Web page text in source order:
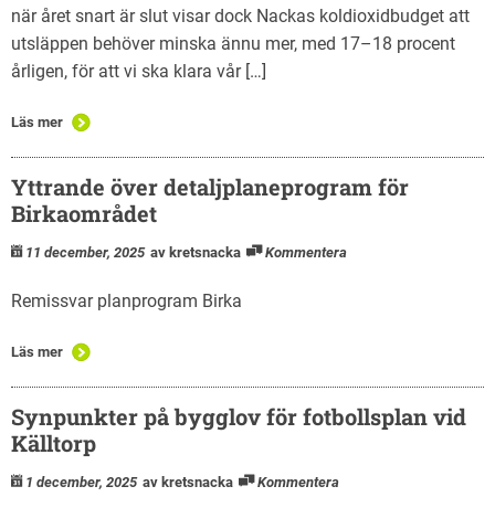
när året snart är slut visar dock Nackas koldioxidbudget att
utsläppen behöver minska ännu mer, med 17–18 procent
årligen, för att vi ska klara vår […]
Läs mer
Yttrande över detaljplaneprogram för
Birkaområdet
11 december, 2025 av kretsnacka Kommentera
Remissvar planprogram Birka
Läs mer
Synpunkter på bygglov för fotbollsplan vid
Källtorp
1 december, 2025 av kretsnacka Kommentera